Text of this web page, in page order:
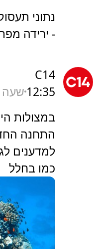
נתוני
- ירידה מפתיעה
C14
12:35 שעה ו-
במצולות
התחנה
למדענים
כמו בחלל